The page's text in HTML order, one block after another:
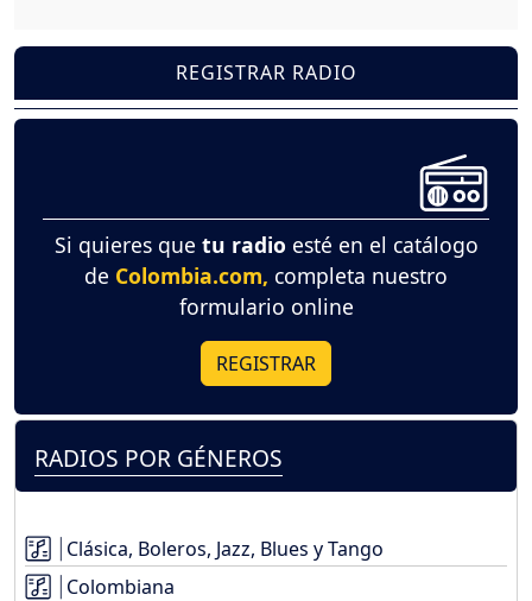
REGISTRAR RADIO
Si quieres que tu radio esté en el catálogo
de Colombia.com, completa nuestro
formulario online
REGISTRAR
RADIOS POR GÉNEROS
Clásica, Boleros, Jazz, Blues y Tango
Colombiana